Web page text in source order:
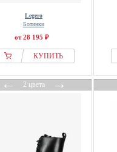
Legero
Ботинки
от 28 195 ₽
КУПИТЬ
←2 цвета→